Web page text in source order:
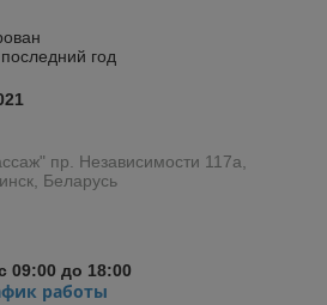
год
пр. Независимости 117а,
Беларусь
09:00 до 18:00
работы